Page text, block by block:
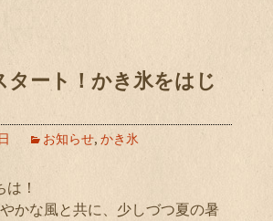
タート！かき氷をはじ
お知らせ, かき氷
！
かな風と共に、少しづつ夏の暑